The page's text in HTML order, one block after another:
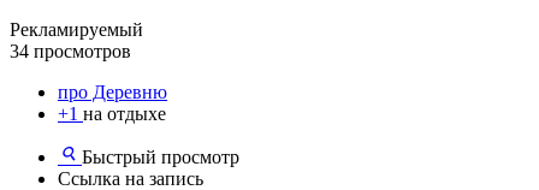
Рекламируемый
34 просмотров
про Деревню
+1 на отдыхе
Быстрый просмотр
Ссылка на запись